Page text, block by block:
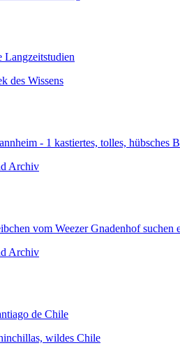
Langzeitstudien
des Wissens
- 1 kastiertes, tolles, hübsches
Archiv
vom Weezer Gnadenhof suchen
Archiv
de Chile
wildes Chile